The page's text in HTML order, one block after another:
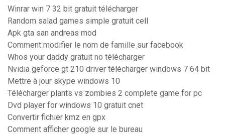
Winrar win 7 32 bit gratuit télécharger
Random salad games simple gratuit cell
Apk gta san andreas mod
Comment modifier le nom de famille sur facebook
Whos your daddy gratuit no télécharger
Nvidia geforce gt 210 driver télécharger windows 7 64 bit
Mettre à jour skype windows 10
Télécharger plants vs zombies 2 complete game for pc
Dvd player for windows 10 gratuit cnet
Convertir fichier kmz en gpx
Comment afficher google sur le bureau